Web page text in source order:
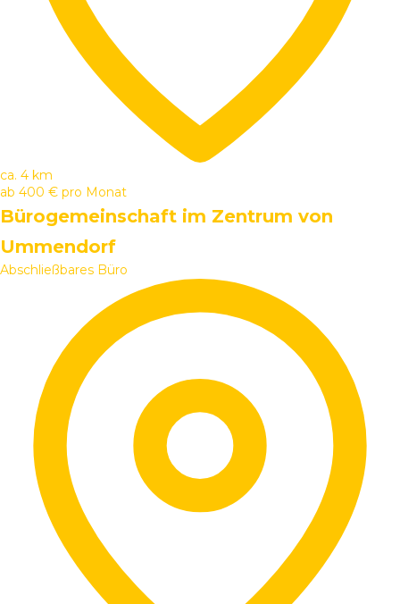
ca. 4 km
ab 400 € pro Monat
Bürogemeinschaft im Zentrum von
Ummendorf
Abschließbares Büro